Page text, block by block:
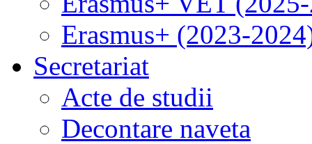
Erasmus+ (2023-
Secretariat
Acte de studii
Decontare naveta